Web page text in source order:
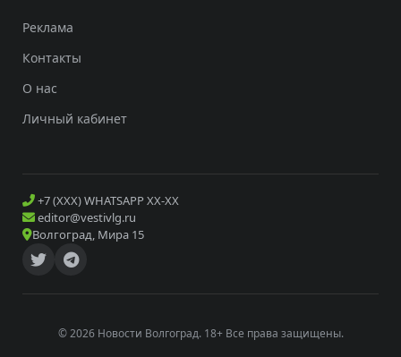
Реклама
Контакты
О нас
Личный кабинет
+7 (XXX) WHATSAPP XX-XX
editor@vestivlg.ru
Волгоград, Мира 15
© 2026 Новости Волгоград. 18+ Все права защищены.